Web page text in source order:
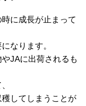
に成長が止まって
なります。
JAに出荷されるも
してしまうことが